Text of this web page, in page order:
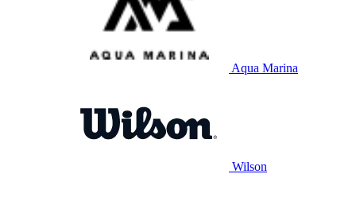
Aqua Marina
Wilson